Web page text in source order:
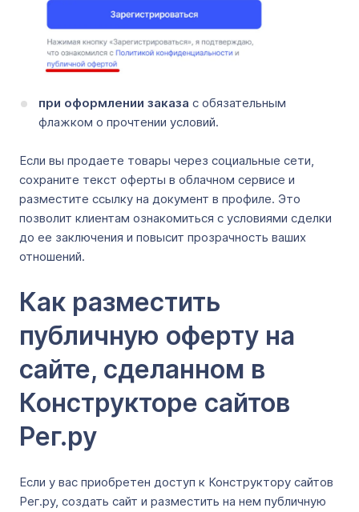
при оформлении заказа с обязательным
флажком о прочтении условий.
Если вы продаете товары через социальные сети,
сохраните текст оферты в облачном сервисе и
разместите ссылку на документ в профиле. Это
позволит клиентам ознакомиться с условиями сделки
до ее заключения и повысит прозрачность ваших
отношений.
Как разместить
публичную оферту на
сайте, сделанном в
Конструкторе сайтов
Рег.ру
Если у вас приобретен доступ к Конструктору сайтов
Рег.ру, создать сайт и разместить на нем публичную